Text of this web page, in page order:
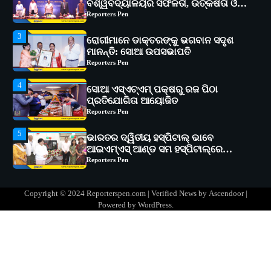
ମାନନ୍ତି: ସୋଆ ଉପସଭାପତି
Reporters Pen
4
ସୋଆ ଏସ୍‌ଏଚ୍‌ଏମ୍ ପକ୍ଷରୁ ରଜ ପିଠା
ପ୍ରତିଯୋଗିତା ଆୟୋଜିତ
Reporters Pen
5
ଭାରତର ଦ୍ୱିତୀୟ ହସ୍ପିଟାଲ୍ ଭାବେ
ଆଇଏମ୍‌ଏସ୍ ଆଣ୍ଡ ସମ ହସ୍ପିଟାଲ୍‌ରେ
ଅତ୍ୟାଧୁନିକ ଡିଜିସ୍କାନର ସ୍ଥାପନ
Reporters Pen
1
ସୋଆ ପକ୍ଷରୁ ରାୱେ କାର୍ଯ୍ୟକ୍ରମ ଅଧୀନରେ
୧୧ଟି ଗ୍ରାମରେ ୧୬ଟି କୃଷକ ପ୍ରଶିକ୍ଷଣ
କାର୍ଯ୍ୟକ୍ରମ ଆୟୋଜିତ
Reporters Pen
ବିଶ୍ୱବିଦ୍ୟାଳୟର ସଫଳତା, ଉତ୍କର୍ଷତା ଓ
ଅଗ୍ରଗତିର ସ୍ମୃତିଚାରଣ
Reporters Pen
Copyright © 2024 Reporterspen.com | Verified News by Ascendoor|
Powered by WordPress.